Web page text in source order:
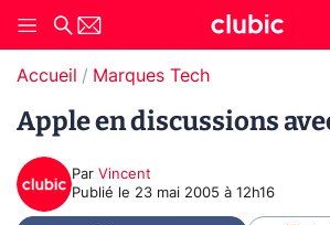
Accueil Marques Tech
Apple en discussions
Par Vincent
Publié le 23 mai 2005 à 12h16